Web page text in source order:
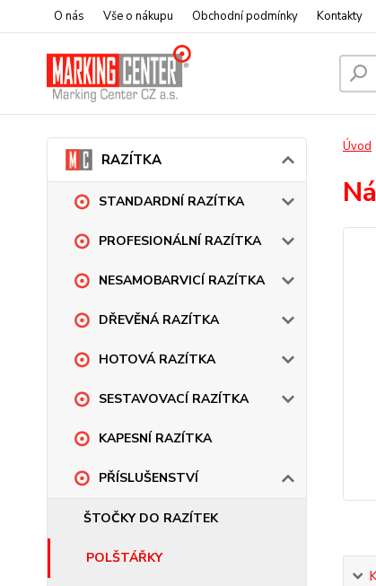
O nás Vše o nákupu Obchodní podmínky Kontakty
RAZÍTKA
STANDARDNÍ RAZÍTKA
PROFESIONÁLNÍ RAZÍTKA
NESAMOBARVICÍ RAZÍTKA
DŘEVĚNÁ RAZÍTKA
HOTOVÁ RAZÍTKA
SESTAVOVACÍ RAZÍTKA
KAPESNÍ RAZÍTKA
PŘÍSLUŠENSTVÍ
ŠTOČKY DO RAZÍTEK
POLŠTÁŘKY
Úvod